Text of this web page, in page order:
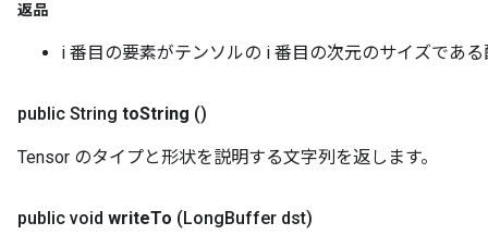
返品
i 番目の要素がテンソルの i 番目の次元のサイズであ
public String toString ()
Tensor のタイプと形状を説明する文字列を返します。
public void writeTo (LongBuffer dst)